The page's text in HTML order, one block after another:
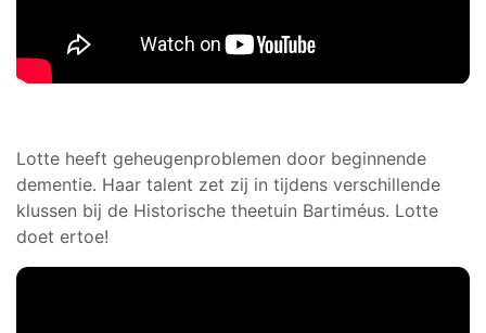
Lotte heeft geheugenproblemen door beginnende
dementie. Haar talent zet zij in tijdens verschillende
klussen bij de Historische theetuin Bartiméus. Lotte
doet ertoe!